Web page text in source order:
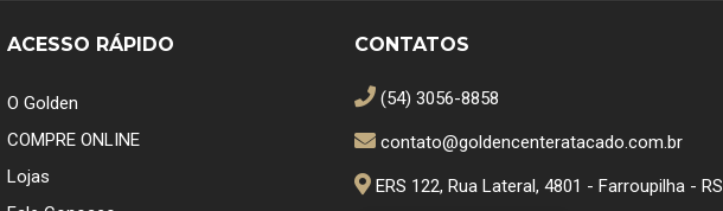
ACESSO RÁPIDO
O Golden
COMPRE ONLINE
Lojas
CONTATOS
(54) 3056-8858
contato@goldencenteratacado.com.br
ERS 122, Rua Lateral, 4801 - Farroupilha - RS